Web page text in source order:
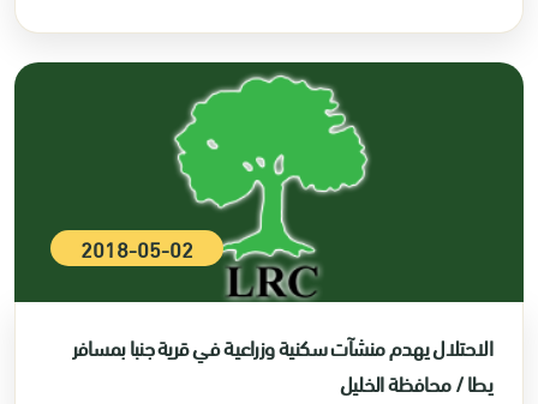
2018-05-02
الاحتلال يهدم منشآت سكنية وزراعية في قرية جنبا بمسافر
يطا / محافظة الخليل